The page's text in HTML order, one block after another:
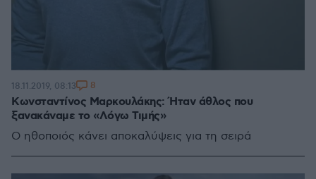
Κωνσταντίνος Μαρκουλάκης: Ήταν άθλος που
ξανακάναμε το «Λόγω Τιμής»
Ο ηθοποιός κάνει αποκαλύψεις για τη σειρά
18.11.2019, 08:13 8